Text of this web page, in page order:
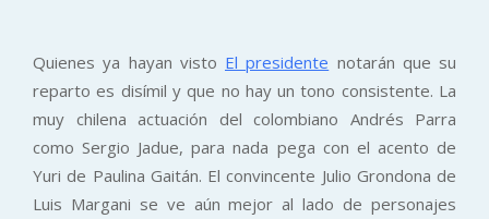
Quienes ya hayan visto El presidente notarán que su
reparto es disímil y que no hay un tono consistente. La
muy chilena actuación del colombiano Andrés Parra
como Sergio Jadue, para nada pega con el acento de
Yuri de Paulina Gaitán. El convincente Julio Grondona de
Luis Margani se ve aún mejor al lado de personajes